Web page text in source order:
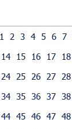
1 2 3 4 5 6 7
14
15 16 17 18
24
25 26 27 28
34 35 36 37 38
44 45 46 47 48